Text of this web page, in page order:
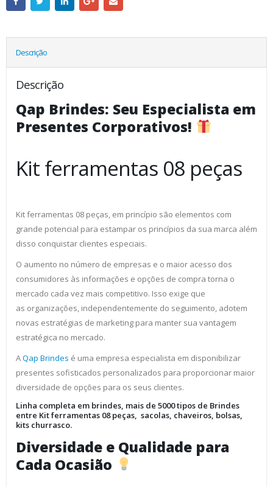
Descrição
Descrição
Qap Brindes: Seu Especialista em
Presentes Corporativos!
Kit ferramentas 08 peças
Kit ferramentas 08 peças, em princípio são elementos com
grande potencial para estampar os princípios da sua marca além
disso conquistar clientes especiais.
O aumento no número de empresas e o maior acesso dos
consumidores às informações e opções de compra torna o
mercado cada vez mais competitivo. Isso exige que
as organizações, independentemente do seguimento, adotem
novas estratégias de marketing para manter sua vantagem
estratégica no mercado.
AQap Brindes é uma empresa especialista em disponibilizar
presentes sofisticados personalizados para proporcionar maior
diversidade de opções para os seus clientes.
Linha completa em brindes, mais de 5000 tipos de Brindes
entre Kit ferramentas 08 peças, sacolas, chaveiros, bolsas,
kits churrasco.
Diversidade e Qualidade para
Cada Ocasião